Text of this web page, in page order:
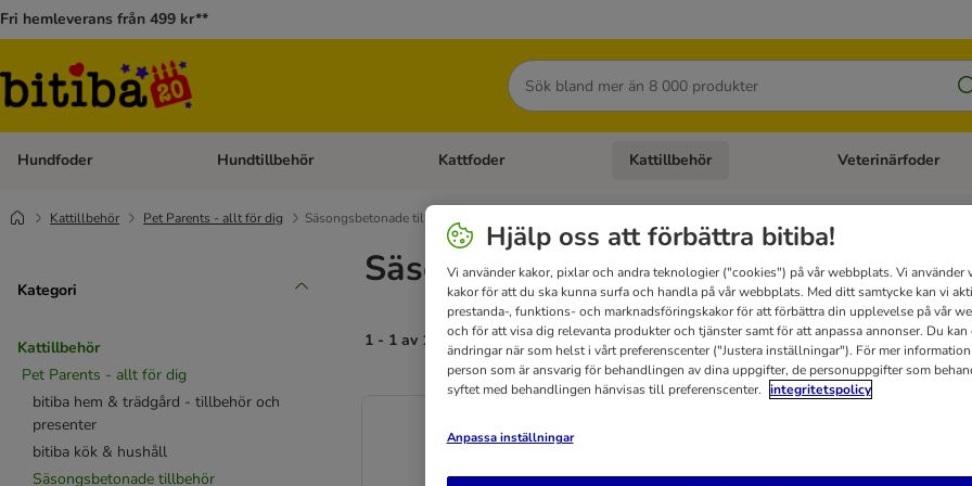
Fri hemleverans från 499 kr**
Sök
Hundfoder Open category menu: Hundfoder
Hundtillbehör Open category menu: Hundtillbehör
Kattfoder Open category menu: Kattfoder
Kattillbehör Open category menu:
Veterinärfoder
Kattillbehör Pet Parents - allt för dig Säsongsbetonade tillbehör
Kategori
Kattillbehör
Pet Parents - allt för dig
bitiba hem & trädgård - tillbehör och
presenter
bitiba kök & hushåll
Säsongsbetonade tillbehör
Säsongsbetonade tillbehör
1 - 1 av 1 resultat
Hjälp oss att förbättra bitiba!
Vi använder kakor, pixlar och andra teknologier ("cookies") på vår webbplats. Vi använder
kakor för att du ska kunna surfa och handla på vår webbplats. Med ditt samtycke kan vi
prestanda-, funktions- och marknadsföringskakor för att förbättra din upplevelse på vår
och för att visa dig relevanta produkter och tjänster samt för att anpassa annonser. Du kan
ändringar när som helst i vårt preferenscenter ("Justera inställningar"). För mer
person som är ansvarig för behandlingen av dina uppgifter, de personuppgifter som
syftet med behandlingen hänvisas till preferenscenter. integritetspolicy
Anpassa inställningar